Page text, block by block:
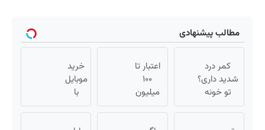
مطالب پیشنهادی
کمر درد
شدید داری؟
تو خونه
درمانش کن
اعتبار تا
۱۰۰
میلیون
تومان ⚡
خرید
موبایل
با
اسنپ